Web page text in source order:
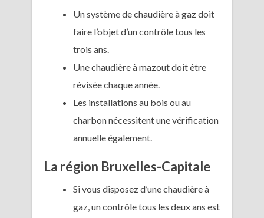
Un système de chaudière à gaz doit
faire l’objet d’un contrôle tous les
trois ans.
Une chaudière à mazout doit être
révisée chaque année.
Les installations au bois ou au
charbon nécessitent une vérification
annuelle également.
La région Bruxelles-Capitale
Si vous disposez d’une chaudière à
gaz, un contrôle tous les deux ans est